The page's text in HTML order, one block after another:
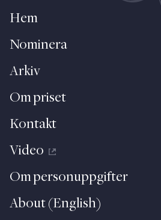
Hem
Nominera
Arkiv
Om priset
Kontakt
Video
Om personuppgifter
About (English)